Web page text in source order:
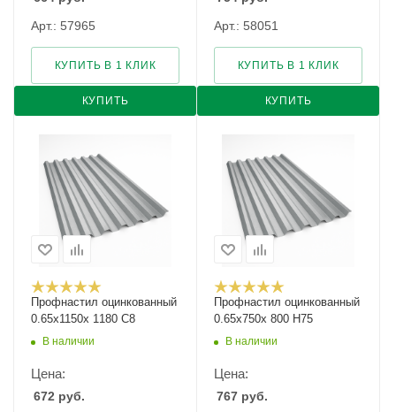
Арт.: 57965
КУПИТЬ
КУПИТЬ В 1 КЛИК
Арт.: 58051
КУПИТЬ
КУПИТЬ В 1 КЛИК
Профнастил оцинкованный
0.65х1150х 1180 С8
В наличии
Цена:
672 руб.
Профнастил оцинкованный
0.65х750х 800 Н75
В наличии
Цена:
767 руб.